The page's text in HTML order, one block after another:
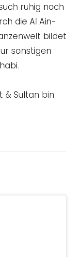
ruhig noch
die Al Ain-
bildet
sonstigen
& Sultan bin